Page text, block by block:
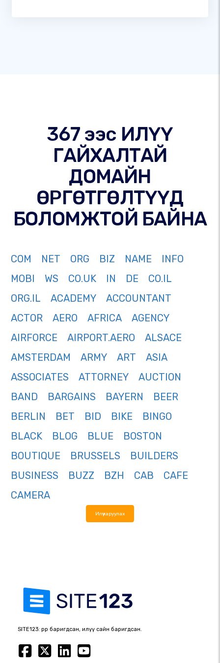
367 ээс ИЛҮҮ
ГАЙХАЛТАЙ
ДОМАЙН
ӨРГӨТГӨЛТҮҮД
БОЛОМЖТОЙ БАЙНА
COM NET ORG BIZ NAME
INFO
MOBI
WS CO.UK IN DE
CO.IL
ORG.IL
ACADEMY
ACCOUNTANT
ACTOR
AERO AFRICA
AGENCY
AIRFORCE
AIRPORT.AERO
ALSACE
AMSTERDAM
ARMY ART
ASIA
ASSOCIATES
ATTORNEY
AUCTION
BAND
BARGAINS BAYERN
BEER
BERLIN
BET BID BIKE
BINGO
BLACK
BLOG BLUE
BOSTON
BOUTIQUE
BRUSSELS
BUILDERS
BUSINESS
BUZZ BZH CAB
CAFE
CAMERA
Илүү харуулах
SITE123: өөрөөр баригдсан, илүү сайн баригдсан.